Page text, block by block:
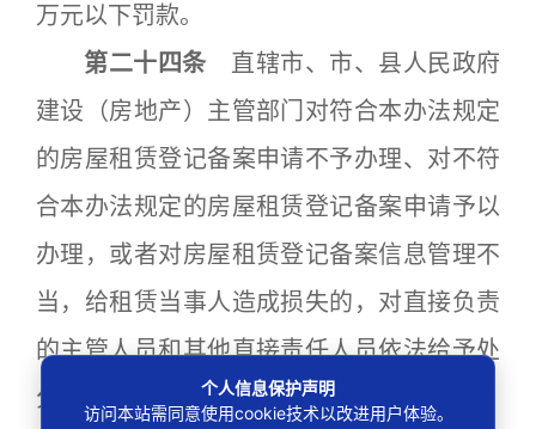
万元以下罚款。
第二十四条 直辖市、市、县人民政府
建设（房地产）主管部门对符合本办法规定
的房屋租赁登记备案申请不予办理、对不符
合本办法规定的房屋租赁登记备案申请予以
办理，或者对房屋租赁登记备案信息管理不
当，给租赁当事人造成损失的，对直接负责
的主管人员和其他直接责任人员依法给予处
分；构成犯罪的，依法追究刑事责任。
个人信息保护声明
访问本站需同意使用cookie技术以改进用户体验。